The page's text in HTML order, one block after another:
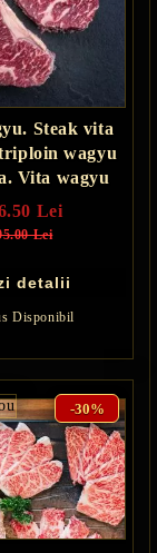
Steak vita
wagyu
Vita wagyu
Lei
Lei
detalii
Disponibil
-30%